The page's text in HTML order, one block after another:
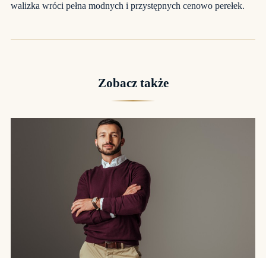
walizka wróci pełna modnych i przystępnych cenowo perełek.
Zobacz także